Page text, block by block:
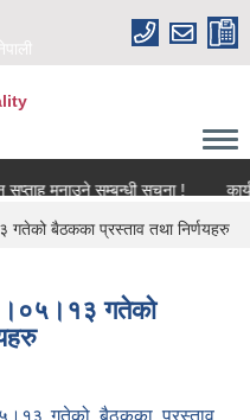
मनाउने सम्बन्धी सूचना !
गतेको बैठकका प्रस्ताव तथा निर्णयहरु
गतेको